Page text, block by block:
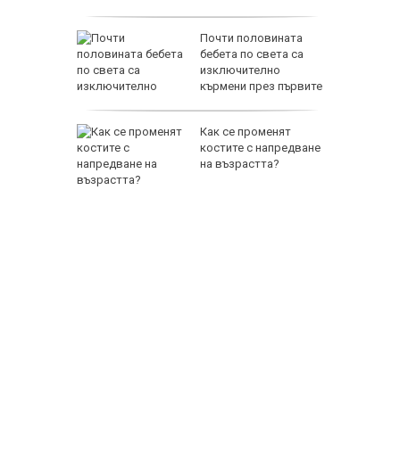
Почти половината
бебета по света са
изключително
кърмени през първите
Как се променят
костите с напредване
на възрастта?